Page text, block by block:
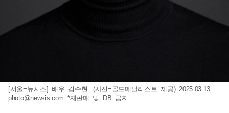
[서울=뉴시스] 배우 김수현. (사진=골드메달리스트 제공) 2025.03.13.
photo@newsis.com *재판매 및 DB 금지